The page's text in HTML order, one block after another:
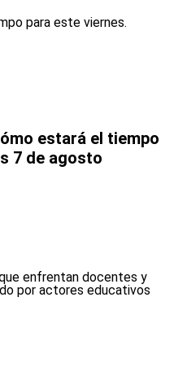
estará el tiempo
7 de agosto